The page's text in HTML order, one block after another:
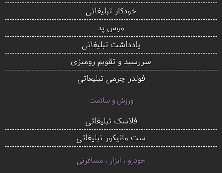
خودکار تبلیغاتی
موس پد
یادداشت تبلیغاتی
سررسید و تقویم رومیزی
فولدر چرمی تبلیغاتی
ورزش و سلامت
فلاسک تبلیغاتی
ست مانیکور تبلیغاتی
خودرو ، ابزار ، مسافرتی